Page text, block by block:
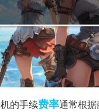
的手续费率通常根